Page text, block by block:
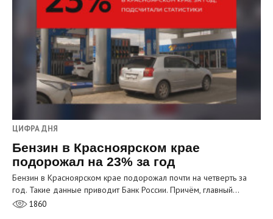
ЦИФРА ДНЯ
Бензин в Красноярском крае
подорожал на 23% за год
Бензин в Красноярском крае подорожал почти на четверть за
год. Такие данные приводит Банк России. Причём, главный…
1860